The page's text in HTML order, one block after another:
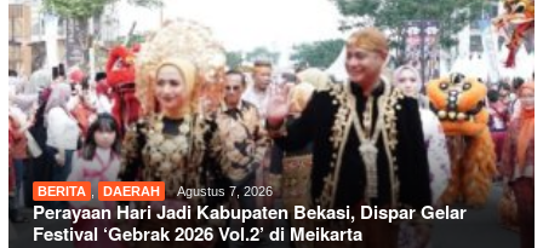
BERITA , DAERAH Agustus 7, 2026
Perayaan Hari Jadi Kabupaten Bekasi, Dispar Gelar
Festival ‘Gebrak 2026 Vol.2’ di Meikarta